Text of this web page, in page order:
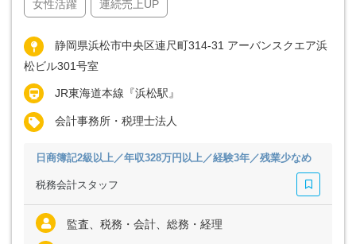
女性活躍 連続売上UP
静岡県浜松市中央区連尺町314-31 アーバンスクエア浜
松ビル301号室
JR東海道本線『浜松駅』
会計事務所・税理士法人
日商簿記2級以上／年収328万円以上／経験3年／残業少なめ
税務会計スタッフ
監査、税務・会計、総務・経理